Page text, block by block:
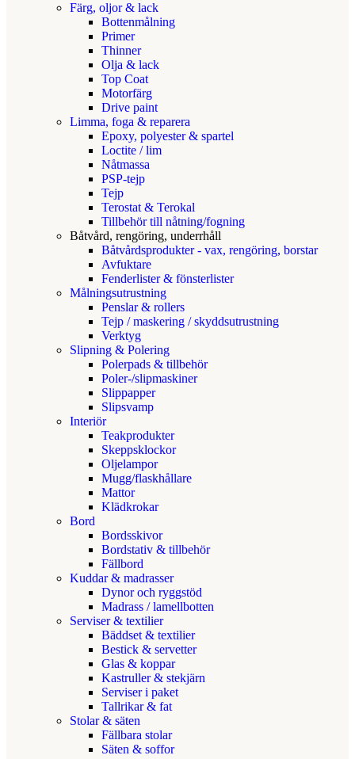
Färg, oljor & lack
Bottenmålning
Primer
Thinner
Olja & lack
Top Coat
Motorfärg
Drive paint
Limma, foga & reparera
Epoxy, polyester & spartel
Loctite / lim
Nåtmassa
PSP-tejp
Tejp
Terostat & Terokal
Tillbehör till nåtning/fogning
Båtvård, rengöring, underrhåll
Båtvårdsprodukter - vax, rengöring, borstar
Avfuktare
Fenderlister & fönsterlister
Målningsutrustning
Penslar & rollers
Tejp / maskering / skyddsutrustning
Verktyg
Slipning & Polering
Polerpads & tillbehör
Poler-/slipmaskiner
Slippapper
Slipsvamp
Interiör
Teakprodukter
Skeppsklockor
Oljelampor
Mugg/flaskhållare
Mattor
Klädkrokar
Bord
Bordsskivor
Bordstativ & tillbehör
Fällbord
Kuddar & madrasser
Dynor och ryggstöd
Madrass / lamellbotten
Serviser & textilier
Bäddset & textilier
Bestick & servetter
Glas & koppar
Kastruller & stekjärn
Serviser i paket
Tallrikar & fat
Stolar & säten
Fällbara stolar
Säten & soffor